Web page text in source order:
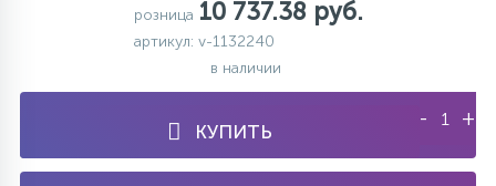
розница 10 737.38 руб.
артикул: v-1132240
в наличии
КУПИТЬ
- +